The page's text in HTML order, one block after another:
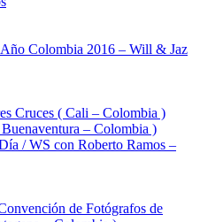
Colombia 2016 – Will & Jaz
Cruces ( Cali – Colombia )
– Colombia )
/ WS con Roberto Ramos –
de Fotógrafos de